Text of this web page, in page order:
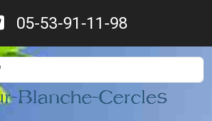
05-53-91-11-98
Blanche-Cercles